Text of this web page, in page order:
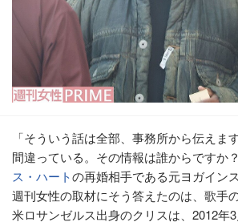
「そういう話は全部、事務所から伝えま
間違っている。その情報は誰からですか
ス・ハートの再婚相手である元ヨガイン
週刊女性の取材にそう答えたのは、歌手
米ロサンゼルス出身のクリスは、2012年